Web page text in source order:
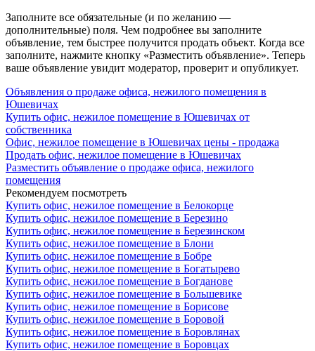
Заполните все обязательные (и по желанию —
дополнительные) поля. Чем подробнее вы заполните
объявление, тем быстрее получится продать объект. Когда все
заполните, нажмите кнопку «Разместить объявление». Теперь
ваше объявление увидит модератор, проверит и опубликует.
Объявления о продаже офиса, нежилого помещения в
Юшевичах
Купить офис, нежилое помещение в Юшевичах от
собственника
Офис, нежилое помещение в Юшевичах цены - продажа
Продать офис, нежилое помещение в Юшевичах
Разместить объявление о продаже офиса, нежилого
помещения
Рекомендуем посмотреть
Купить офис, нежилое помещение в Белокорце
Купить офис, нежилое помещение в Березино
Купить офис, нежилое помещение в Березинском
Купить офис, нежилое помещение в Блони
Купить офис, нежилое помещение в Бобре
Купить офис, нежилое помещение в Богатырево
Купить офис, нежилое помещение в Богданове
Купить офис, нежилое помещение в Большевике
Купить офис, нежилое помещение в Борисове
Купить офис, нежилое помещение в Боровой
Купить офис, нежилое помещение в Боровлянах
Купить офис, нежилое помещение в Боровцах